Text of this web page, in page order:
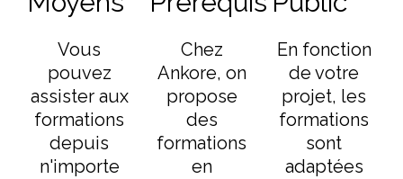
Vous
pouvez
assister aux
formations
depuis
n'importe
Chez
Ankore, on
propose
des
formations
en
En fonction
de votre
projet, les
formations
sont
adaptées